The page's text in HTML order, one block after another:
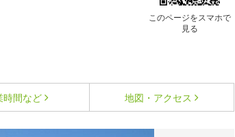
このページをスマホで
見る
時間など 地図・アクセス